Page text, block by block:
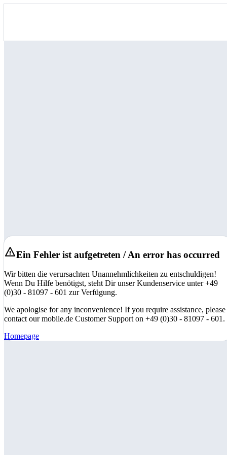
Ein Fehler ist aufgetreten / An error has occurred
Wir bitten die verursachten Unannehmlichkeiten zu entschuldigen!
Wenn Du Hilfe benötigst, steht Dir unser Kundenservice unter +49
(0)30 - 81097 - 601 zur Verfügung.
We apologise for any inconvenience! If you require assistance, please
contact our mobile.de Customer Support on +49 (0)30 - 81097 - 601.
Homepage